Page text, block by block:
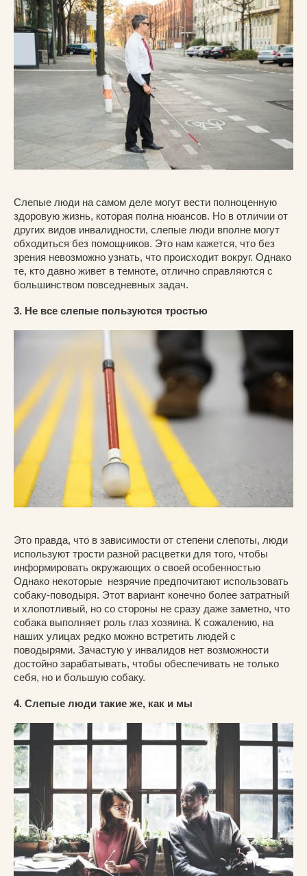
Слепые люди на самом деле могут вести полноценную
здоровую жизнь, которая полна нюансов. Но в отличии от
других видов инвалидности, слепые люди вполне могут
обходиться без помощников. Это нам кажется, что без
зрения невозможно узнать, что происходит вокруг. Однако
те, кто давно живет в темноте, отлично справляются с
большинством повседневных задач.
3. Не все слепые пользуются тростью
Это правда, что в зависимости от степени слепоты, люди
используют трости разной расцветки для того, чтобы
информировать окружающих о своей особенностью
Однако некоторые незрячие предпочитают использовать
собаку-поводыря. Этот вариант конечно более затратный
и хлопотливый, но со стороны не сразу даже заметно, что
собака выполняет роль глаз хозяина. К сожалению, на
наших улицах редко можно встретить людей с
поводырями. Зачастую у инвалидов нет возможности
достойно зарабатывать, чтобы обеспечивать не только
себя, но и большую собаку.
4. Слепые люди такие же, как и мы